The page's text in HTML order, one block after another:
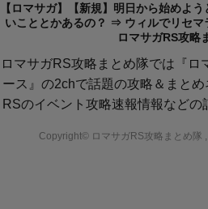
【ロマサガ】【新規】明日から始めよ
いこととかあるの？ ⇒ ウィルでリセマ
ロマサガRS攻略
ロマサガRS攻略まとめ隊では『ロ
ース』の2chで話題の攻略＆まと
RSのイベント攻略速報情報など
Copyright© ロマサガRS攻略まとめ隊